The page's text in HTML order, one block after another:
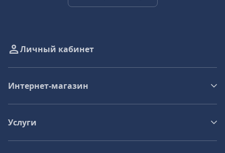
Личный кабинет
Интернет-магазин
Услуги